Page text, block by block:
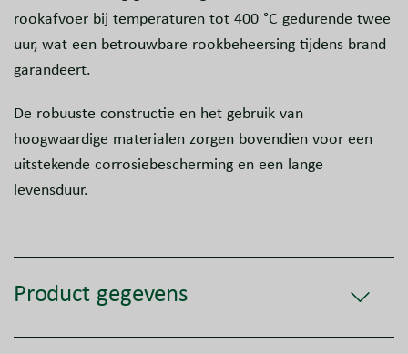
rookafvoer bij temperaturen tot 400 °C gedurende twee
uur, wat een betrouwbare rookbeheersing tijdens brand
garandeert.
De robuuste constructie en het gebruik van
hoogwaardige materialen zorgen bovendien voor een
uitstekende corrosiebescherming en een lange
levensduur.
Product gegevens